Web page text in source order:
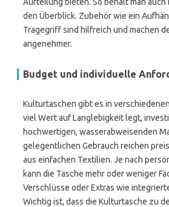
den Überblick. Zubehör wie ein
Tragegriff sind hilfreich und machen
angenehmer.
Budget und individuelle
Kulturtaschen gibt es in
viel Wert auf Langlebigkeit legt,
hochwertigen, wasserabweisenden
gelegentlichen Gebrauch reichen
aus einfachen Textilien. Je nach
kann die Tasche mehr oder weniger
Verschlüsse oder Extras wie
Wichtig ist, dass die Kulturtasche zu